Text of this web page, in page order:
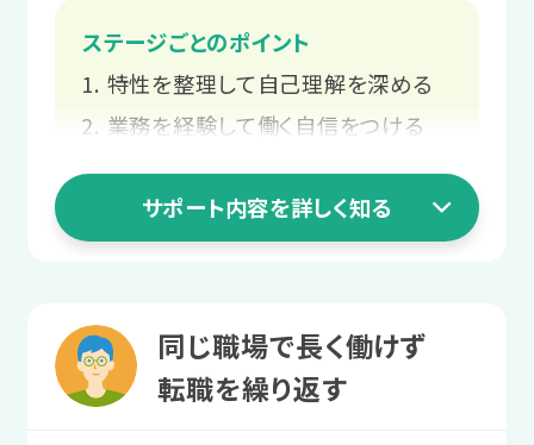
サポート例
ご本人と相談しながら、個々のペー
スや目標に合った支援計画を立てま
あなたらしく働ける
環境を探す
ステージごとのポイント
特性を整理して自己理解を深める
業務を経験して働く自信をつける
就職活動の知識を身につける
働き始めてからの不安を相談する
特性を整理して
サポート内容を詳しく知る
同じ職場で長く働けず
転職を繰り返す